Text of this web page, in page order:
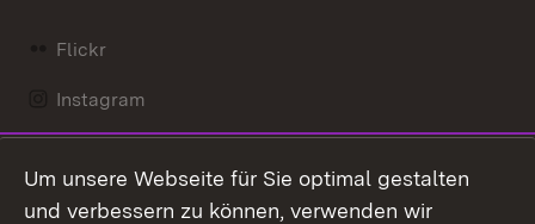
Flickr
Instagram
Mastodon
Um unsere Webseite für Sie optimal gestalten
und verbessern zu können, verwenden wir